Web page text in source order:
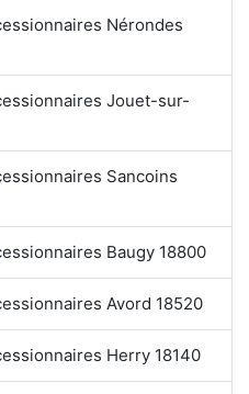
Nérondes
Jouet-sur-
Sancoins
Baugy 18800
Avord 18520
Herry 18140